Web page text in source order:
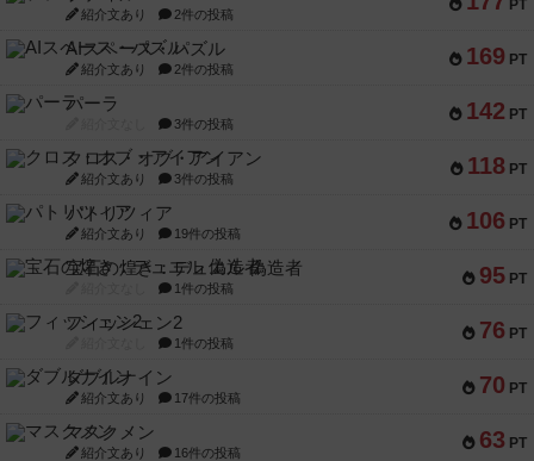
PT
紹介文あり 2件の投稿
169 PT
AIスペース・パズル
紹介文あり 2件の投稿
142 PT
パーラ
3件の投稿
118 PT
クロス・オブ・アイアン
紹介文あり 3件の投稿
106 PT
パトリツィア
紹介文あり 19件の投稿
95 PT
宝石の煌き：デュエル 偽造者
1件の投稿
76 PT
フィッシェン2
1件の投稿
70 PT
ダブルナイン
紹介文あり 17件の投稿
63 PT
マスクメン
紹介文あり 16件の投稿